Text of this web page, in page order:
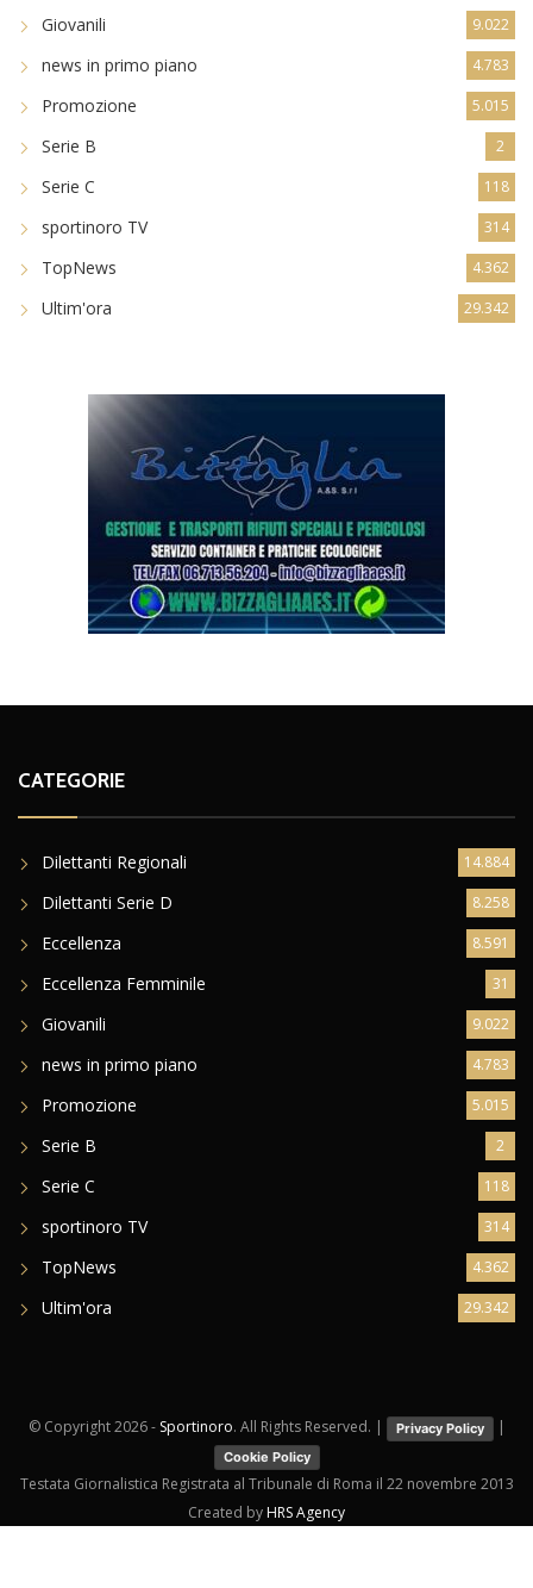
Giovanili 9.022
news in primo piano 4.783
Promozione 5.015
Serie B 2
Serie C 118
sportinoro TV 314
TopNews 4.362
Ultim'ora 29.342
CATEGORIE
Dilettanti Regionali 14.884
Dilettanti Serie D 8.258
Eccellenza 8.591
Eccellenza Femminile 31
Giovanili 9.022
news in primo piano 4.783
Promozione 5.015
Serie B 2
Serie C 118
sportinoro TV 314
TopNews 4.362
Ultim'ora 29.342
© Copyright2026 - Sportinoro. All Rights Reserved. | Privacy Policy
Cookie Policy
Testata Giornalistica Registrata al Tribunale di Roma il 22 novembre 2013
Created by HRS Agency